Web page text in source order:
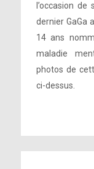
l’occasion
dernier GaGa
14 ans
maladie
photos de
ci-dessus.